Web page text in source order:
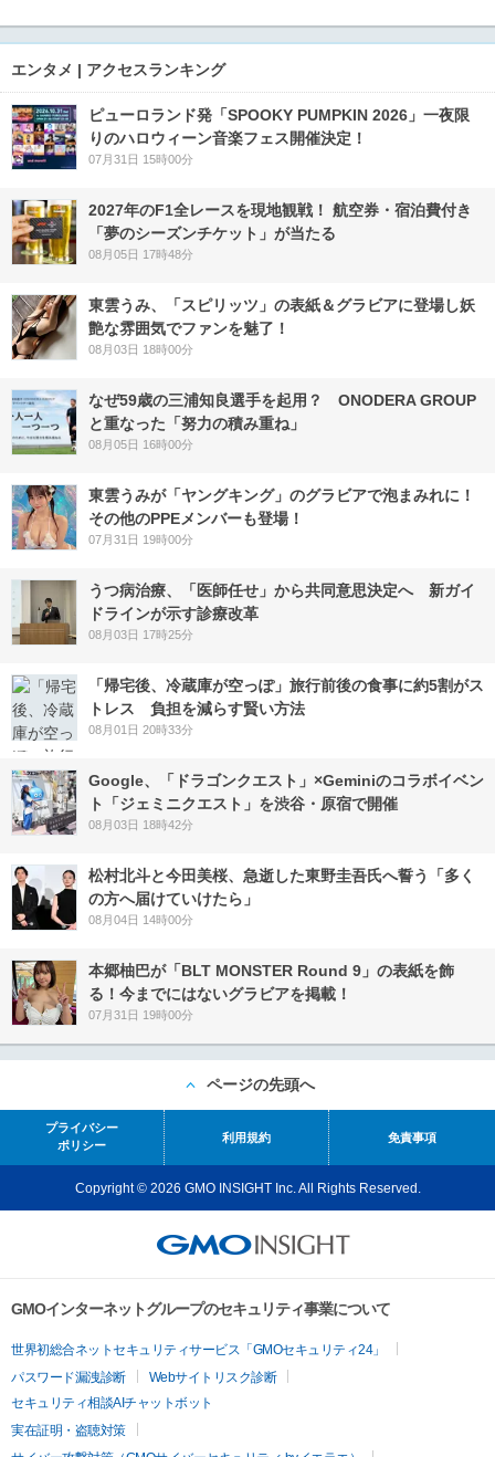
エンタメ | アクセスランキング
ピューロランド発「SPOOKY PUMPKIN 2026」一夜限
りのハロウィーン音楽フェス開催決定！
07月31日 15時00分
2027年のF1全レースを現地観戦！ 航空券・宿泊費付き
「夢のシーズンチケット」が当たる
08月05日 17時48分
東雲うみ、「スピリッツ」の表紙＆グラビアに登場し妖
艶な雰囲気でファンを魅了！
08月03日 18時00分
なぜ59歳の三浦知良選手を起用？ ONODERA GROUP
と重なった「努力の積み重ね」
08月05日 16時00分
東雲うみが「ヤングキング」のグラビアで泡まみれに！
その他のPPEメンバーも登場！
07月31日 19時00分
うつ病治療、「医師任せ」から共同意思決定へ 新ガイ
ドラインが示す診療改革
08月03日 17時25分
「帰宅後、冷蔵庫が空っぽ」旅行前後の食事に約5割がス
トレス 負担を減らす賢い方法
08月01日 20時33分
Google、「ドラゴンクエスト」×Geminiのコラボイベン
ト「ジェミニクエスト」を渋谷・原宿で開催
08月03日 18時42分
松村北斗と今田美桜、急逝した東野圭吾氏へ誓う「多く
の方へ届けていけたら」
08月04日 14時00分
本郷柚巴が「BLT MONSTER Round 9」の表紙を飾
る！今までにはないグラビアを掲載！
07月31日 19時00分
ページの先頭へ
プライバシー
ポリシー
利用規約 免責事項
Copyright © 2026 GMO INSIGHT Inc. All Rights Reserved.
GMOインターネットグループのセキュリティ事業について
世界初総合ネットセキュリティサービス「GMOセキュリティ24」
パスワード漏洩診断
Webサイトリスク診断
セキュリティ相談AIチャットボット
実在証明・盗聴対策